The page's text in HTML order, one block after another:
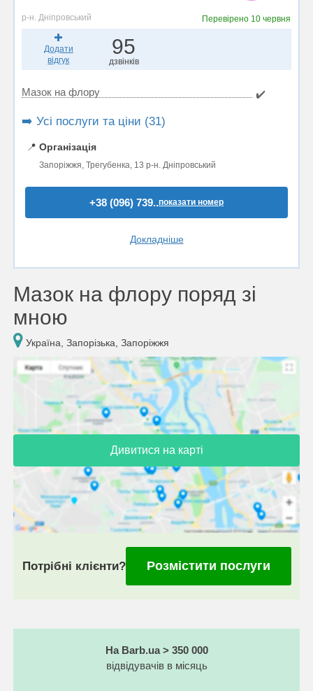
р-н. Дніпровський Перевірено 10 червня
Додати
відгук
95
дзвінків
Мазок на флору ✔️
➡️ Усі послуги та ціни (31)
📍 Організація
Запоріжжя, Трегубенка, 13 р-н. Дніпровський
+38 (096) 739..показати номер
Докладніше
Мазок на флору поряд зі
мною
Україна, Запорізька, Запоріжжя
Дивитися на карті
Потрібні клієнти? Розмістити послуги
На Barb.ua > 350 000
відвідувачів в місяць